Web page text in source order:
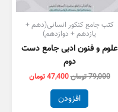
کتب جامع کنکور انسانی(دهم +
یازدهم + دوازدهم)
علوم و فنون ادبی جامع دست
دوم
79,000تومان47,400تومان
افزودن